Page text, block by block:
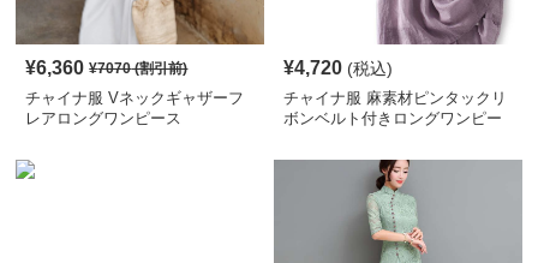
¥6,360 ¥7070(割引前)
チャイナ服 Vネックギャザーフ
レアロングワンピース
¥4,720 (税込)
チャイナ服 麻素材ピンタックリ
ボンベルト付きロングワンピー